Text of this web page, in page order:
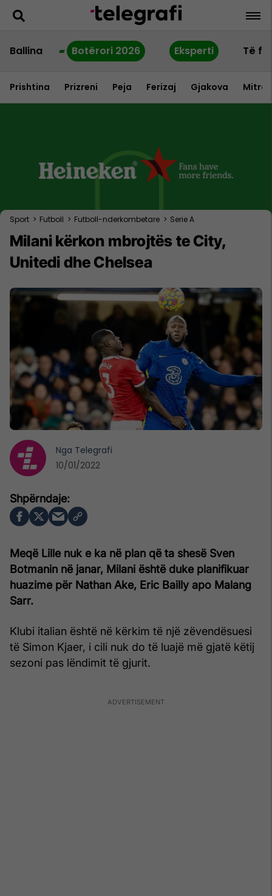
Ballina Botërori 2026 Eksperti Të
Prishtina Prizreni Peja Ferizaj Gjakova
Sport > Futboll > Futboll-nderkombetare > Serie A
Milani kërkon mbrojtës te City,
Unitedi dhe Chelsea
Meqë Lille nuk e ka në plan që ta shesë Sven
Botmanin në janar, Milani është duke planifikuar
huazime për Nathan Ake, Eric Bailly apo Malang
Sarr.
Klubi italian është në kërkim të një zëvendësuesi
të Simon Kjaer, i cili nuk do të luajë më gjatë këtij
sezoni pas lëndimit të gjurit.
Nga Telegrafi
10/01/2022